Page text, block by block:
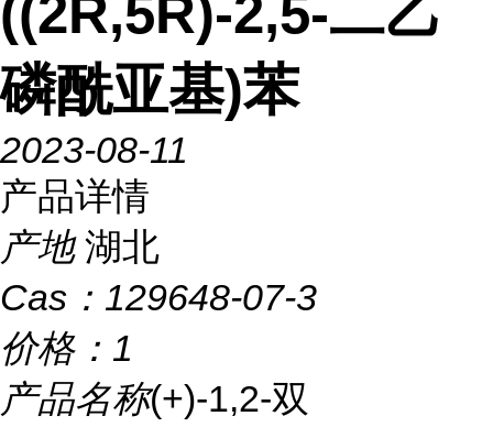
((2R,5R)-2,5-二乙
磷酰亚基)苯
2023-08-11
产品详情
产地 湖北
Cas： 129648-07-3
价格： 1
产品名称(+)-1,2-双